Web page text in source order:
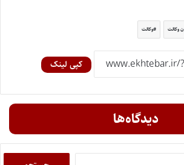
وکالت وکالت
کپی لینک
دیدگاه‌ها